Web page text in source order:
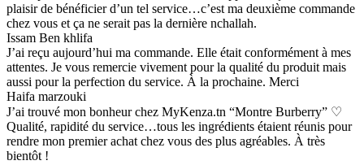
plaisir de bénéficier d’un tel service…c’est ma deuxième commande
chez vous et ça ne serait pas la dernière nchallah.
Issam Ben khlifa
J’ai reçu aujourd’hui ma commande. Elle était conformément à mes
attentes. Je vous remercie vivement pour la qualité du produit mais
aussi pour la perfection du service. À la prochaine. Merci
Haifa marzouki
J’ai trouvé mon bonheur chez MyKenza.tn “Montre Burberry” ♡
Qualité, rapidité du service…tous les ingrédients étaient réunis pour
rendre mon premier achat chez vous des plus agréables. À très
bientôt !